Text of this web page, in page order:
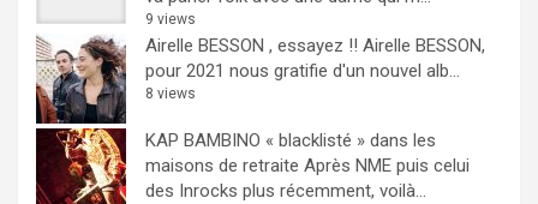
9 views
Airelle BESSON , essayez !! Airelle BESSON,
pour 2021 nous gratifie d'un nouvel alb...
8 views
KAP BAMBINO « blacklisté » dans les
maisons de retraite Après NME puis celui
des Inrocks plus récemment, voilà...